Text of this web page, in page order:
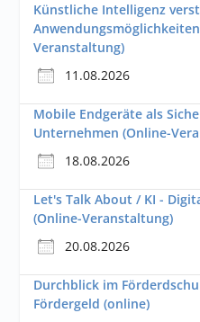
Künstliche Intelligenz
Veranstaltung)
11.08.2026
Mobile Endgeräte als
Unternehmen (Online-
18.08.2026
Let's Talk About / KI -
(Online-Veranstaltung)
20.08.2026
Durchblick im
Fördergeld (online)